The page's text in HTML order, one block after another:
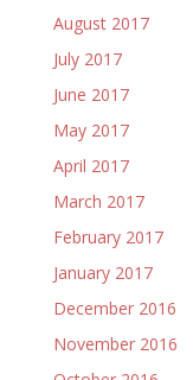
August 2017
July 2017
June 2017
May 2017
April 2017
March 2017
February 2017
January 2017
December 2016
November 2016